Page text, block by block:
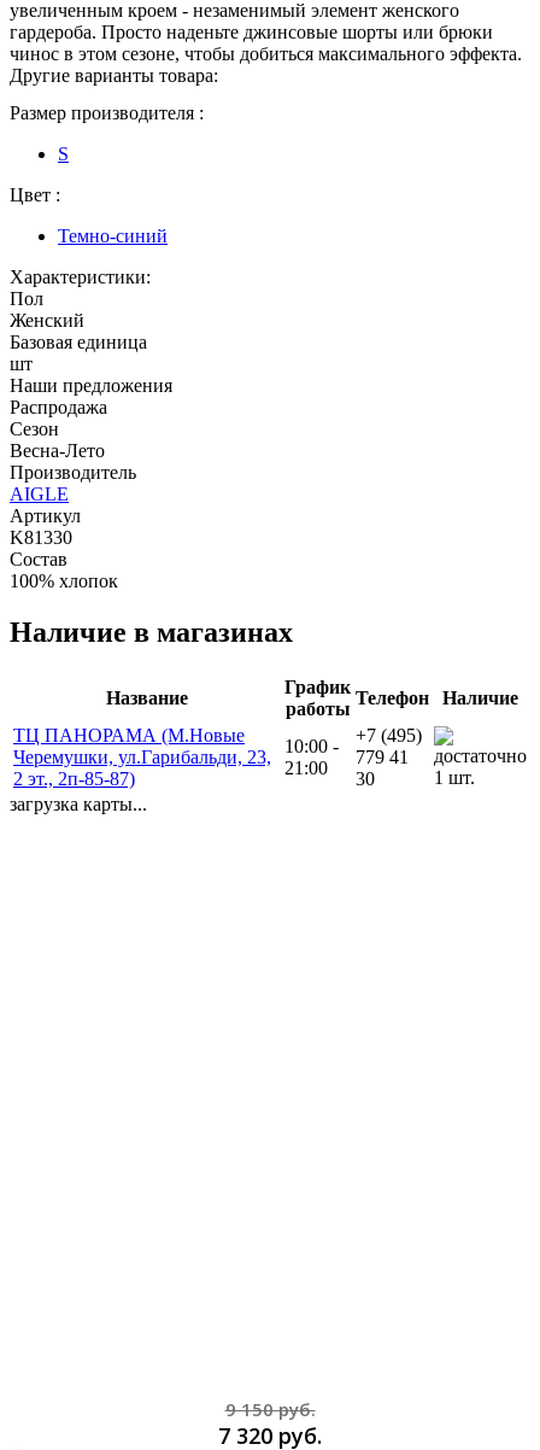
увеличенным кроем - незаменимый элемент женского
гардероба. Просто наденьте джинсовые шорты или брюки
чинос в этом сезоне, чтобы добиться максимального эффекта.
Другие варианты товара:
Размер производителя :
S
Цвет :
Темно-синий
Характеристики:
Пол
Женский
Базовая единица
шт
Наши предложения
Распродажа
Сезон
Весна-Лето
Производитель
AIGLE
Артикул
K81330
Состав
100% хлопок
Наличие в магазинах
Название
График
работы
Телефон
Наличие
ТЦ ПАНОРАМА (М.Новые
Черемушки, ул.Гарибальди, 23,
2 эт., 2п-85-87)
10:00 -
21:00
+7 (495)
779 41
30
1 шт.
загрузка карты...
9 150 руб.
7 320 руб.